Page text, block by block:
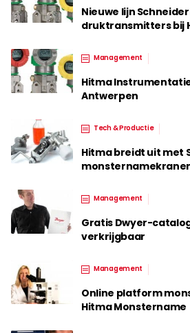
Nieuwe lijn
druktransmitters bij
Management
Hitma
Antwerpen
Tech & Productie
Hitma breidt uit met
Management
Gratis Dwyer-
verkrijgbaar
Management
Online platform
Hitma Monstername